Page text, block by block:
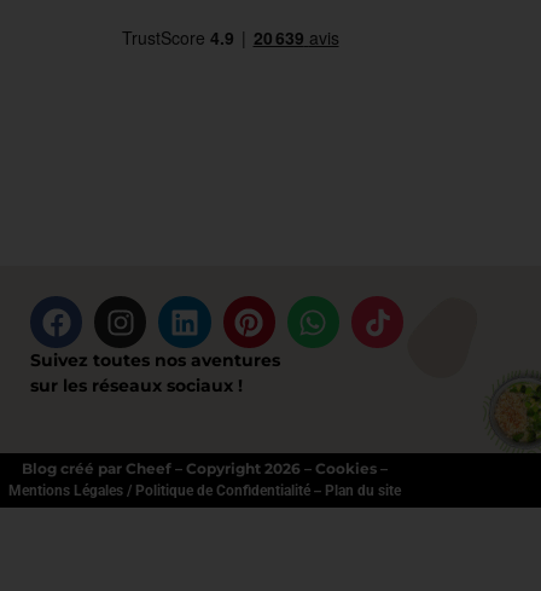
Suivez toutes nos aventures
sur les réseaux sociaux !
Blog créé par Cheef – Copyright 2026 – Cookies –
Mentions Légales / Politique de Confidentialité– Plan du site